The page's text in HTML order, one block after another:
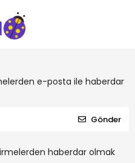
e-posta ile haberdar
Gönder
haberdar olmak